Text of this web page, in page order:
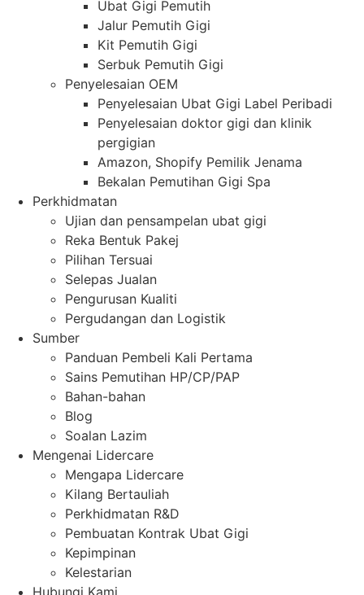
Ubat Gigi Pemutih
Jalur Pemutih Gigi
Kit Pemutih Gigi
Serbuk Pemutih Gigi
Penyelesaian OEM
Penyelesaian Ubat Gigi Label Peribadi
Penyelesaian doktor gigi dan klinik
pergigian
Amazon, Shopify Pemilik Jenama
Bekalan Pemutihan Gigi Spa
Perkhidmatan
Ujian dan pensampelan ubat gigi
Reka Bentuk Pakej
Pilihan Tersuai
Selepas Jualan
Pengurusan Kualiti
Pergudangan dan Logistik
Sumber
Panduan Pembeli Kali Pertama
Sains Pemutihan HP/CP/PAP
Bahan-bahan
Blog
Soalan Lazim
Mengenai Lidercare
Mengapa Lidercare
Kilang Bertauliah
Perkhidmatan R&D
Pembuatan Kontrak Ubat Gigi
Kepimpinan
Kelestarian